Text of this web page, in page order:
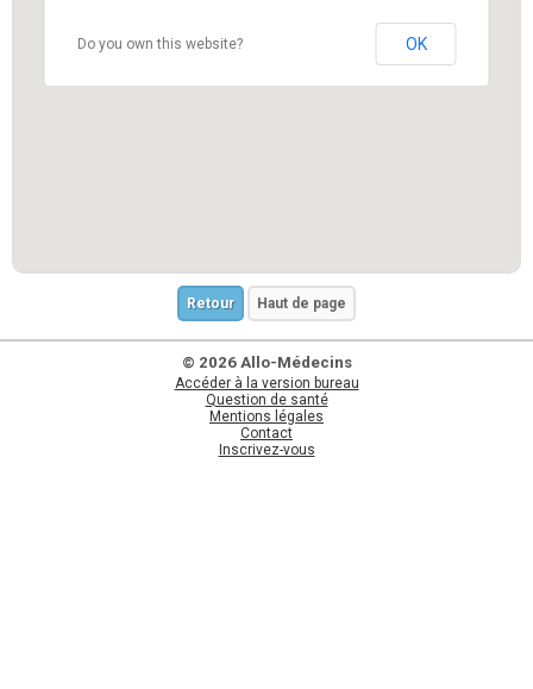
Do you own this website? OK
Retour Haut de page
© 2026 Allo-Médecins
Accéder à la version bureau
Question de santé
Mentions légales
Contact
Inscrivez-vous